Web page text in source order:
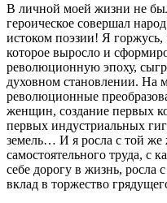
В личной моей жизни не
героическое совершал
истоком поэзии! Я
которое выросло и
революционную эпоху,
духовном становлении. На
революционные
женщин, создание первых
первых индустриальных
земель… И я росла с той
самостоятельного труда, с
себе дорогу в жизнь, росла
вклад в торжество